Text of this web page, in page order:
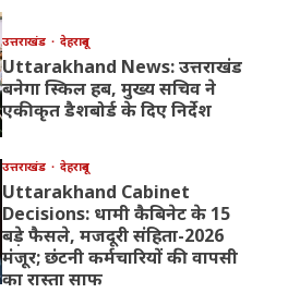
उत्तराखंड देहरादून
Uttarakhand News: उत्तराखंड
बनेगा स्किल हब, मुख्य सचिव ने
एकीकृत डैशबोर्ड के दिए निर्देश
उत्तराखंड देहरादून
Uttarakhand Cabinet
Decisions: धामी कैबिनेट के 15
बड़े फैसले, मजदूरी संहिता-2026
मंजूर; छंटनी कर्मचारियों की वापसी
का रास्ता साफ